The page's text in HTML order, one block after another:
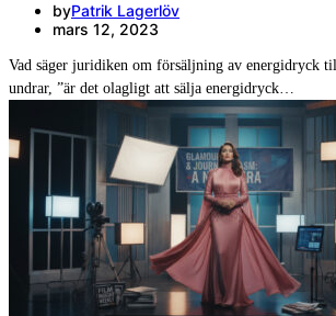
byPatrik Lagerlöv
mars 12, 2023
Vad säger juridiken om försäljning av energidryck
undrar, ”är det olagligt att sälja energidryck…